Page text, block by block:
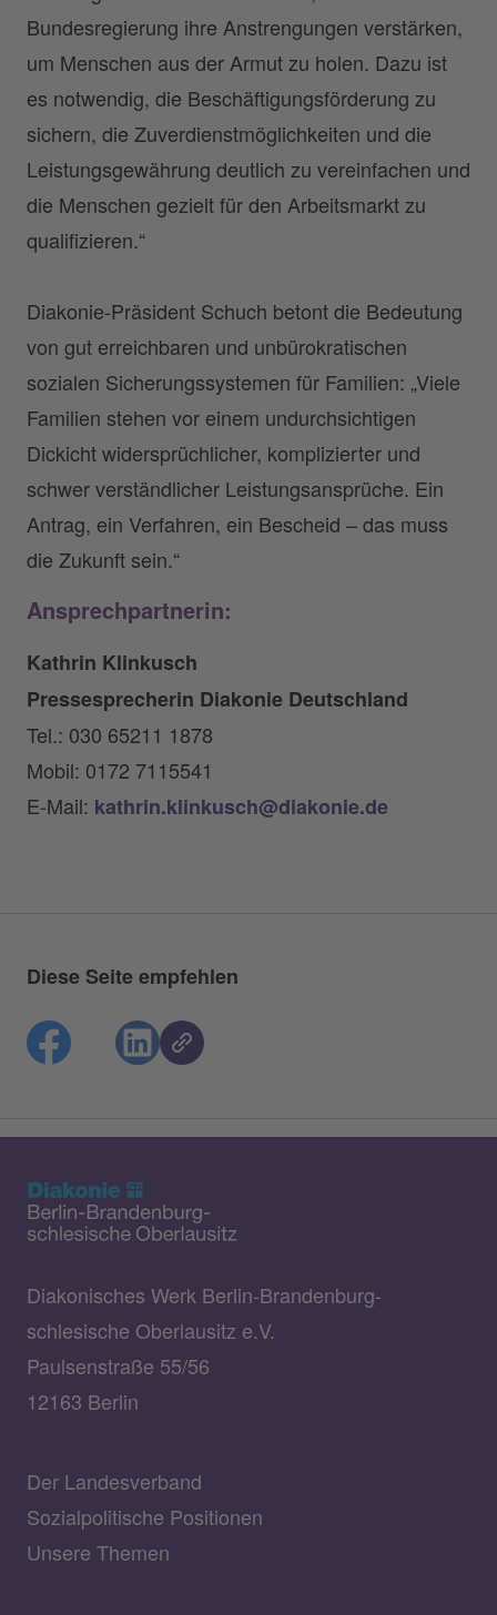
Bundesregierung ihre Anstrengungen verstärken,
um Menschen aus der Armut zu holen. Dazu ist
es notwendig, die Beschäftigungsförderung zu
sichern, die Zuverdienstmöglichkeiten und die
Leistungsgewährung deutlich zu vereinfachen und
die Menschen gezielt für den Arbeitsmarkt zu
qualifizieren.“
Diakonie-Präsident Schuch betont die Bedeutung
von gut erreichbaren und unbürokratischen
sozialen Sicherungssystemen für Familien: „Viele
Familien stehen vor einem undurchsichtigen
Dickicht widersprüchlicher, komplizierter und
schwer verständlicher Leistungsansprüche. Ein
Antrag, ein Verfahren, ein Bescheid – das muss
die Zukunft sein.“
Ansprechpartnerin:
Kathrin Klinkusch
Pressesprecherin Diakonie Deutschland
Tel.: 030 65211 1878
Mobil: 0172 7115541
E-Mail: kathrin.klinkusch@diakonie.de
Diese Seite empfehlen
Diakonisches Werk Berlin-Brandenburg-
schlesische Oberlausitz e.V.
Paulsenstraße 55/56
12163 Berlin
Der Landesverband
Sozialpolitische Positionen
Unsere Themen